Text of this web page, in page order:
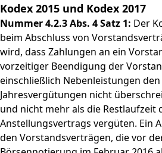
Kodex 2015 und Kodex 2017
Nummer 4.2.3 Abs. 4 Satz 1: Der
beim Abschluss von
wird, dass Zahlungen an ein
vorzeitiger Beendigung der
einschließlich Nebenleistungen
Jahresvergütungen nicht
und nicht mehr als die Restlaufzeit
Anstellungsvertrags vergüten. Ein
den Vorstandsverträgen, die vor